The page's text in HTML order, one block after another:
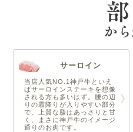
サーロイン
当店人気NO.1神戸牛といえ
ばサーロインステーキを想像
される方も多いはず。腰の辺
りの霜降りが入りやすい部分
で、上質な脂はあっさりと甘
く、まさに神戸牛のイメージ
通りのお肉です。